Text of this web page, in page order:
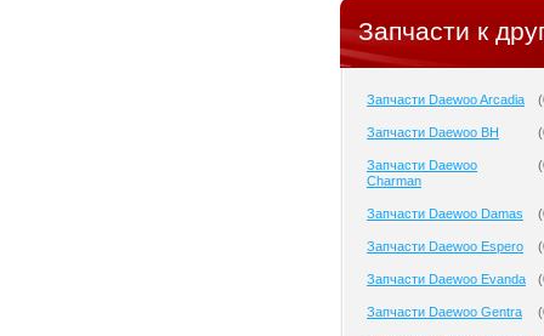
Запчасти к
Запчасти Daewoo Arcadia (
Запчасти Daewoo BH (
Запчасти Daewoo
Charman
(
Запчасти Daewoo Damas (
Запчасти Daewoo Espero (
Запчасти Daewoo Evanda (
Запчасти Daewoo Gentra (